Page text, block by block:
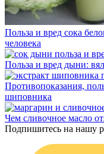
Польза и вред сока
человека
Польза и вред дыни:
Противопоказания,
шиповника
Чем сливочное масло
Подпишитесь на нашу